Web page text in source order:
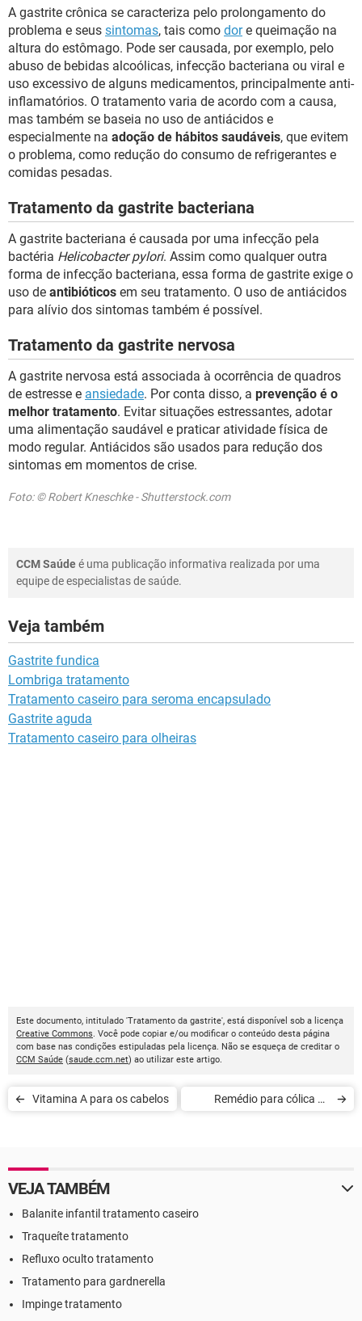
A gastrite crônica se caracteriza pelo prolongamento do
problema e seus sintomas, tais como dore queimação na
altura do estômago. Pode ser causada, por exemplo, pelo
abuso de bebidas alcoólicas, infecção bacteriana ou viral e
uso excessivo de alguns medicamentos, principalmente anti-
inflamatórios. O tratamento varia de acordo com a causa,
mas também se baseia no uso de antiácidos e
especialmente na adoção de hábitos saudáveis, que evitem
o problema, como redução do consumo de refrigerantes e
comidas pesadas.
Tratamento da gastrite bacteriana
A gastrite bacteriana é causada por uma infecção pela
bactéria Helicobacter pylori. Assim como qualquer outra
forma de infecção bacteriana, essa forma de gastrite exige o
uso de antibióticos em seu tratamento. O uso de antiácidos
para alívio dos sintomas também é possível.
Tratamento da gastrite nervosa
A gastrite nervosa está associada à ocorrência de quadros
de estresse e ansiedade. Por conta disso, a prevenção é o
melhor tratamento. Evitar situações estressantes, adotar
uma alimentação saudável e praticar atividade física de
modo regular. Antiácidos são usados para redução dos
sintomas em momentos de crise.
Foto: © Robert Kneschke - Shutterstock.com
CCM Saúdeé uma publicação informativa realizada por uma
equipe de especialistas de saúde.
Veja também
Gastrite fundica
Lombriga tratamento
Tratamento caseiro para seroma encapsulado
Gastrite aguda
Tratamento caseiro para olheiras
Este documento, intitulado 'Tratamento da gastrite', está disponível sob a licença
Creative Commons. Você pode copiar e/ou modificar o conteúdo desta página
com base nas condições estipuladas pela licença. Não se esqueça de creditar o
CCM Saúde (saude.ccm.net) ao utilizar este artigo.
Vitamina A para os cabelos
Remédio para cólica de
VEJA TAMBÉM
Balanite infantil tratamento caseiro
Traqueíte tratamento
Refluxo oculto tratamento
Tratamento para gardnerella
Impinge tratamento